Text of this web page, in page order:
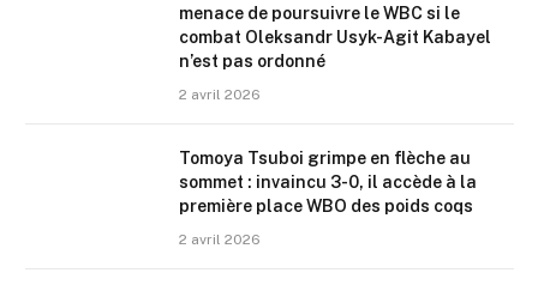
menace de poursuivre le WBC si le
combat Oleksandr Usyk-Agit Kabayel
n’est pas ordonné
2 avril 2026
Tomoya Tsuboi grimpe en flèche au
sommet : invaincu 3-0, il accède à la
première place WBO des poids coqs
2 avril 2026